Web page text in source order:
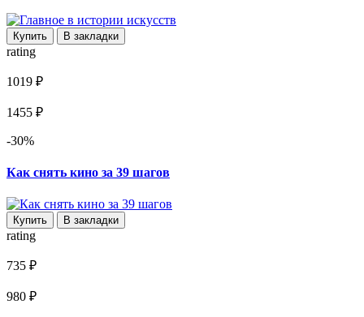
Купить В закладки
rating
1019 ₽
1455 ₽
-30%
Как снять кино за 39 шагов
Купить В закладки
rating
735 ₽
980 ₽